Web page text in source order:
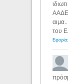
ΑΑΔΕ
του